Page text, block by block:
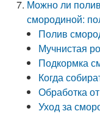
Можно ли
смородиной:
Полив
Мучнистая
Подкормка
Когда
Обработка
Уход за